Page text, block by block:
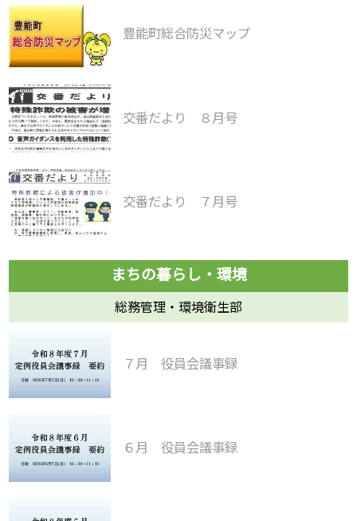
豊能町総合防災マップ
交番だより ８月号
交番だより ７月号
総務管理・環境衛生部
７月 役員会議事録
６月 役員会議事録